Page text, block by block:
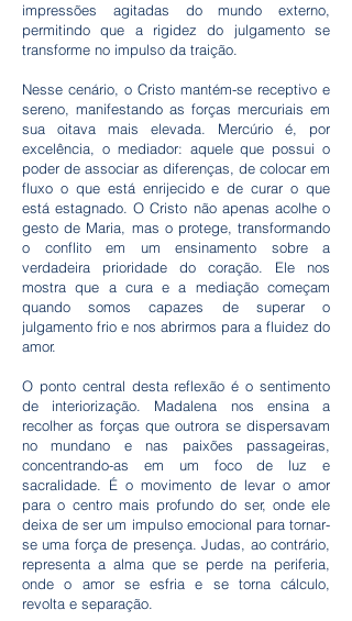
impressões agitadas do mundo externo,
permitindo que a rigidez do julgamento se
transforme no impulso da traição.
Nesse cenário, o Cristo mantém-se receptivo e
sereno, manifestando as forças mercuriais em
sua oitava mais elevada. Mercúrio é, por
excelência, o mediador: aquele que possui o
poder de associar as diferenças, de colocar em
fluxo o que está enrijecido e de curar o que
está estagnado. O Cristo não apenas acolhe o
gesto de Maria, mas o protege, transformando
o conflito em um ensinamento sobre a
verdadeira prioridade do coração. Ele nos
mostra que a cura e a mediação começam
quando somos capazes de superar o
julgamento frio e nos abrirmos para a fluidez do
amor.
O ponto central desta reflexão é o sentimento
de interiorização. Madalena nos ensina a
recolher as forças que outrora se dispersavam
no mundano e nas paixões passageiras,
concentrando-as em um foco de luz e
sacralidade. É o movimento de levar o amor
para o centro mais profundo do ser, onde ele
deixa de ser um impulso emocional para tornar-
se uma força de presença. Judas, ao contrário,
representa a alma que se perde na periferia,
onde o amor se esfria e se torna cálculo,
revolta e separação.